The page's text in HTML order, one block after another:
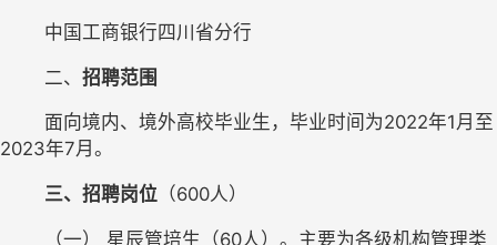
	中国工商银行四川省分行
	二、
招聘范围
2023年7月。
三、招聘岗位 （600人）